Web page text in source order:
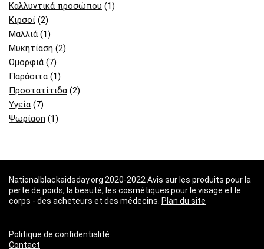
Καλλυντικά προσώπου (1)
Κιρσοί (2)
Μαλλιά (1)
Μυκητίαση (2)
Ομορφιά (7)
Παράσιτα (1)
Προστατίτιδα (2)
Υγεία (7)
Ψωρίαση (1)
Nationalblackaidsday.org 2020-2022 Avis sur les produits pour la
perte de poids, la beauté, les cosmétiques pour le visage et le
corps - des acheteurs et des médecins. Plan du site
Politique de confidentialité
Contact